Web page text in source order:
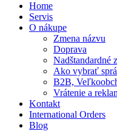
Home
Servis
O nákupe
Zmena názvu
Doprava
Nadštandardné
Ako vybrať
B2B,
Vrátenie a
Kontakt
International Orders
Blog